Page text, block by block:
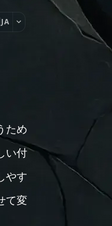
JA
ため
い付
やす
て変